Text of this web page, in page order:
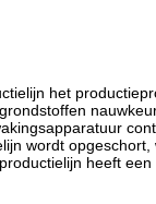
het
wordt
heeft